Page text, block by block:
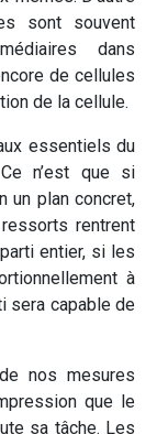
sont souvent
dans
de cellules
de la cellule.
essentiels du
n’est que si
un plan concret,
rentrent
entier, si les
à
sera capable de
nos mesures
que le
sa tâche. Les